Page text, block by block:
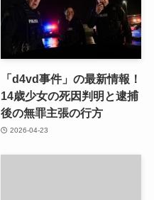
「d4vd事件」の最新情報！
14歳少女の死因判明と逮捕
後の無罪主張の行方
2026-04-23